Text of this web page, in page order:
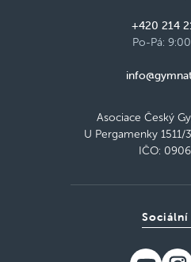
+420 214
Po-Pá:
Asociace Český
U Pergamenky 1511/
IČO: